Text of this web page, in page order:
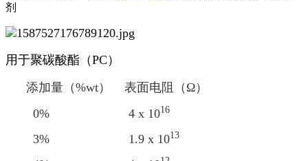
剂
用于聚碳酸酯（PC）
添加量（%wt） 表面电阻（Ω）
0% 4 x 1016
3% 1.9 x 1013